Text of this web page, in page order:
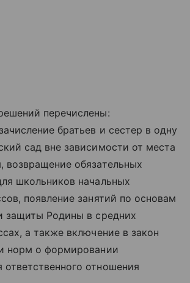
перечислены:
братьев и сестер в одну
сад вне зависимости от места
возвращение обязательных
школьников начальных
появление занятий по основам
защиты Родины в средних
а также включение в закон
норм о формировании
отношения